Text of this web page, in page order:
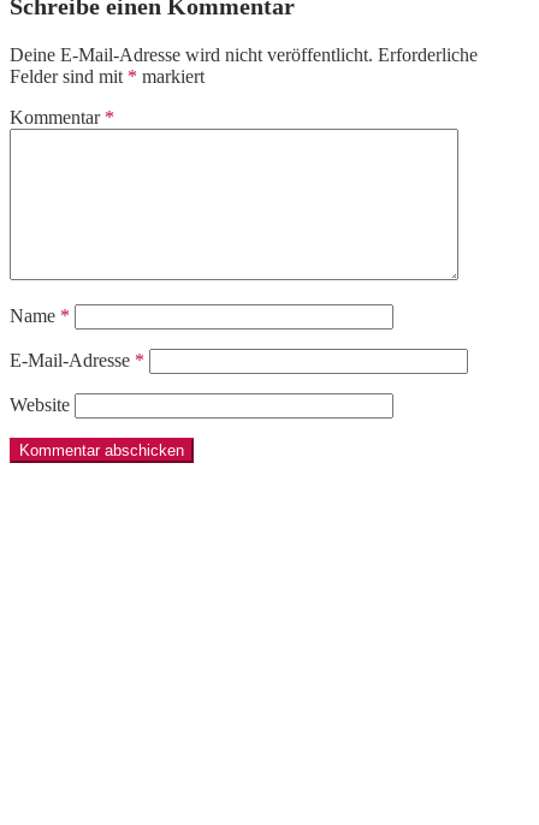
Schreibe einen Kommentar
Deine E-Mail-Adresse wird nicht veröffentlicht. Erforderliche
Felder sind mit * markiert
Kommentar *
Name *
E-Mail-Adresse *
Website